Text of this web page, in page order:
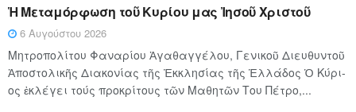
Ἡ Μεταμόρφωση τοῦ Κυρίου μας Ἰησοῦ Χριστοῦ
6 Αυγούστου 2026
Μητροπολίτου Φαναρίου Ἀγαθαγγέλου, Γενικοῦ Διευθυντοῦ
Ἀποστολικῆς Διακονίας τῆς Ἐκκλησίας τῆς Ἑλλάδος Ὁ Κύ­ρι­
ος ἐκλέγει τούς προ­κρί­τους τῶν Μα­θη­τῶν Του Πέ­τρο,...